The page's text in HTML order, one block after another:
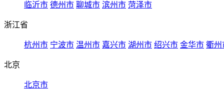
临沂市 德州市 聊城市 滨州市 菏泽市
浙江省
杭州市 宁波市 温州市 嘉兴市 湖州市 绍兴市 金华市 衢州
北京
北京市